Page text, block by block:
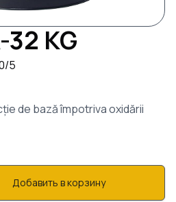
32 KG
/5
de bază împotriva oxidării
Добавить в корзину